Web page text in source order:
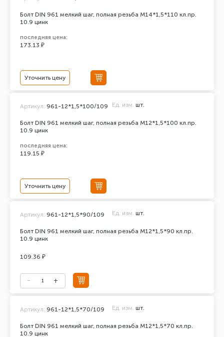
Болт DIN 961 мелкий шаг, полная резьба M14*1,5*110 кл.пр.
10.9 цинк
последняя цена:
173.13 ₽
Уточнить цену
Болт DIN 961 мелкий шаг, полная резьба M12*1,5*100 кл.пр.
10.9 цинк
Артикул: 961-12*1,5*100/109 Ед. изм. шт.
последняя цена:
119.15 ₽
Уточнить цену
Болт DIN 961 мелкий шаг, полная резьба M12*1,5*90 кл.пр.
10.9 цинк
Артикул: 961-12*1,5*90/109 Ед. изм. шт.
109.36 ₽
Болт DIN 961 мелкий шаг, полная резьба M12*1,5*70 кл.пр.
10.9 цинк
Артикул: 961-12*1,5*70/109 Ед. изм. шт.